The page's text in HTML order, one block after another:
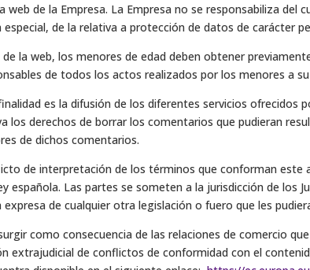
de la Empresa. La Empresa no se responsabiliza del
de la relativa a protección de datos de carácter
la web, los menores de edad deben obtener
de todos los actos realizados por los menores a
es la difusión de los diferentes servicios ofrecidos
los derechos de borrar los comentarios que pudieran
de dichos comentarios.
de interpretación de los términos que conforman este
española. Las partes se someten a la jurisdicción de los
de cualquier otra legislación o fuero que les
como consecuencia de las relaciones de comercio
extrajudicial de conflictos de conformidad con el